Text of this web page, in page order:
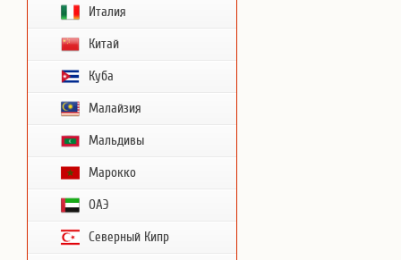
Италия
Китай
Куба
Малайзия
Мальдивы
Марокко
ОАЭ
Северный Кипр